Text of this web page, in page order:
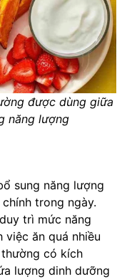
được dùng giữa
năng lượng
sung năng lượng
trong ngày.
trì mức năng
ăn quá nhiều
có kích
lượng dinh dưỡng